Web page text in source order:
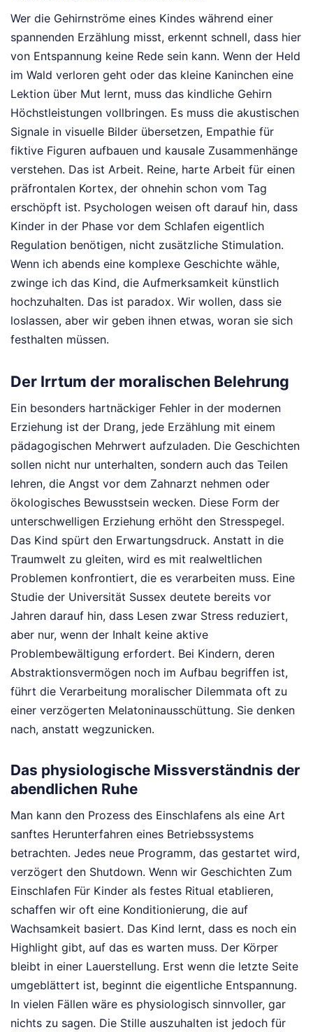
Wer die Gehirnströme eines Kindes während einer
spannenden Erzählung misst, erkennt schnell, dass hier
von Entspannung keine Rede sein kann. Wenn der Held
im Wald verloren geht oder das kleine Kaninchen eine
Lektion über Mut lernt, muss das kindliche Gehirn
Höchstleistungen vollbringen. Es muss die akustischen
Signale in visuelle Bilder übersetzen, Empathie für
fiktive Figuren aufbauen und kausale Zusammenhänge
verstehen. Das ist Arbeit. Reine, harte Arbeit für einen
präfrontalen Kortex, der ohnehin schon vom Tag
erschöpft ist. Psychologen weisen oft darauf hin, dass
Kinder in der Phase vor dem Schlafen eigentlich
Regulation benötigen, nicht zusätzliche Stimulation.
Wenn ich abends eine komplexe Geschichte wähle,
zwinge ich das Kind, die Aufmerksamkeit künstlich
hochzuhalten. Das ist paradox. Wir wollen, dass sie
loslassen, aber wir geben ihnen etwas, woran sie sich
festhalten müssen.
Der Irrtum der moralischen Belehrung
Ein besonders hartnäckiger Fehler in der modernen
Erziehung ist der Drang, jede Erzählung mit einem
pädagogischen Mehrwert aufzuladen. Die Geschichten
sollen nicht nur unterhalten, sondern auch das Teilen
lehren, die Angst vor dem Zahnarzt nehmen oder
ökologisches Bewusstsein wecken. Diese Form der
unterschwelligen Erziehung erhöht den Stresspegel.
Das Kind spürt den Erwartungsdruck. Anstatt in die
Traumwelt zu gleiten, wird es mit realweltlichen
Problemen konfrontiert, die es verarbeiten muss. Eine
Studie der Universität Sussex deutete bereits vor
Jahren darauf hin, dass Lesen zwar Stress reduziert,
aber nur, wenn der Inhalt keine aktive
Problembewältigung erfordert. Bei Kindern, deren
Abstraktionsvermögen noch im Aufbau begriffen ist,
führt die Verarbeitung moralischer Dilemmata oft zu
einer verzögerten Melatoninausschüttung. Sie denken
nach, anstatt wegzunicken.
Das physiologische Missverständnis der
abendlichen Ruhe
Man kann den Prozess des Einschlafens als eine Art
sanftes Herunterfahren eines Betriebssystems
betrachten. Jedes neue Programm, das gestartet wird,
verzögert den Shutdown. Wenn wir Geschichten Zum
Einschlafen Für Kinder als festes Ritual etablieren,
schaffen wir oft eine Konditionierung, die auf
Wachsamkeit basiert. Das Kind lernt, dass es noch ein
Highlight gibt, auf das es warten muss. Der Körper
bleibt in einer Lauerstellung. Erst wenn die letzte Seite
umgeblättert ist, beginnt die eigentliche Entspannung.
In vielen Fällen wäre es physiologisch sinnvoller, gar
nichts zu sagen. Die Stille auszuhalten ist jedoch für